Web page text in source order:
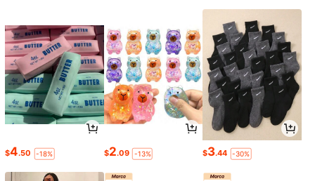
$4.50 -18% $2.09 -13% $3.44 -30%